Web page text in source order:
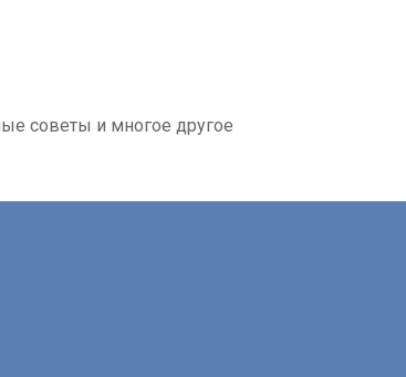
советы и многое другое